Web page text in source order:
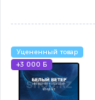
Уцененный товар
+3 000 Б